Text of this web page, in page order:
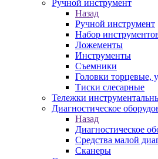
Ручной инструмент
Назад
Ручной инструмент
Набор
Ложементы
Инструменты
Съемники
Головки торцевые,
Тиски слесарные
Тележки
Диагностическое
Назад
Диагностическое
Средства малой
Сканеры